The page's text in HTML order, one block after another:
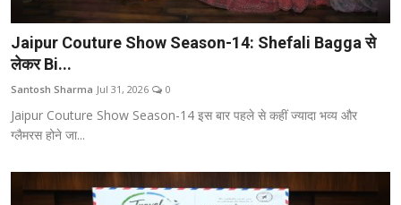
Jaipur Couture Show Season-14: Shefali Bagga से
लेकर Bi...
Santosh Sharma Jul 31, 2026 0
Jaipur Couture Show Season-14 इस बार पहले से कहीं ज्यादा भव्य और
ग्लैमरस होने जा...